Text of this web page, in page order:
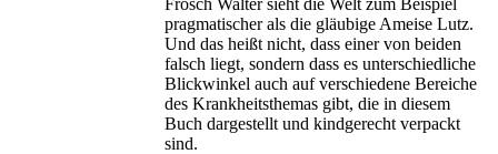
pragmatischer als die gläubige Ameise Lutz.
Und das heißt nicht, dass einer von beiden
falsch liegt, sondern dass es unterschiedliche
Blickwinkel auch auf verschiedene Bereiche
des Krankheitsthemas gibt, die in diesem
Buch dargestellt und kindgerecht verpackt
sind.